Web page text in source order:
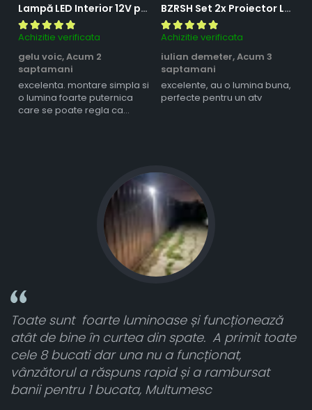
Lampă LED Interior 12V pentru Dubă, Camper și Rulotă - 180LED, 33 cm, 3 Temperaturii de Culoare, Intensitate Reglabilă, Iluminare Compartiment Marfă
Achizitie verificata
gelu voic,Acum 2
saptamani
excelenta. montare simpla si
o lumina foarte puternica
care se poate regla ca
BZRSH Set 2x Proiector LED Bufnita 50W Lupa 2 Faze Alb-Galben 12-24V Moto ATV
Achizitie verificata
iulian demeter,Acum 3
saptamani
excelente, au o lumina buna,
perfecte pentru un atv
Toate sunt foarte luminoase și funcționează
atât de bine în curtea din spate. A primit toate
cele 8 bucati dar una nu a funcționat,
vânzătorul a răspuns rapid și a rambursat
banii pentru 1 bucata, Multumesc